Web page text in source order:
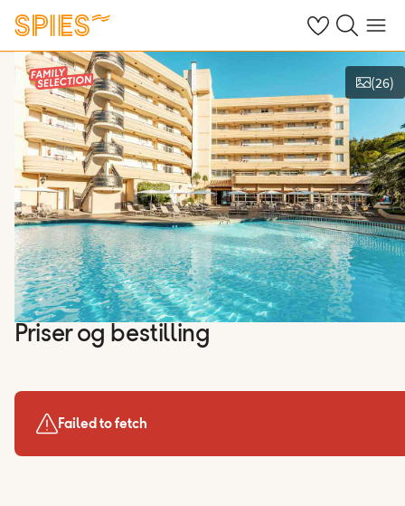
Se dine gemte
Søg påMenu
Vis billeder
(26)
Priser og bestilling
Failed to fetch